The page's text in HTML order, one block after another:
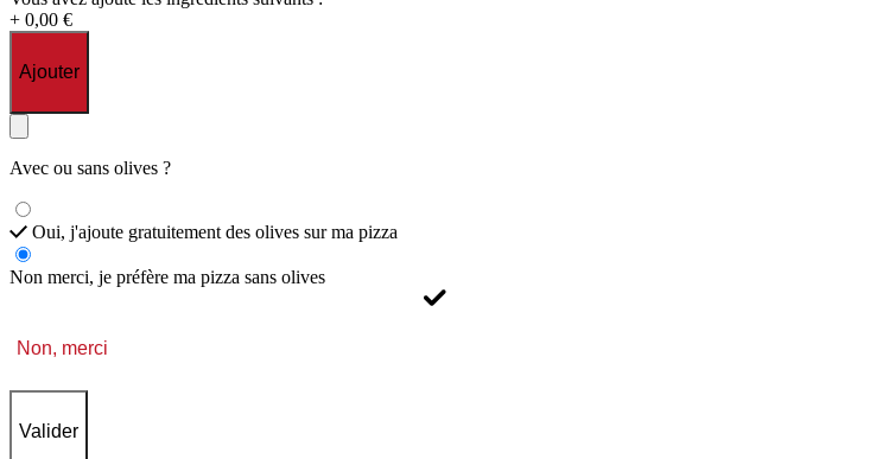
+ 0,00 €
Ajouter
Avec ou sans olives ?
Oui, j'ajoute gratuitement des olives sur ma pizza
Non merci, je préfère ma pizza sans olives
Non, merci
Valider